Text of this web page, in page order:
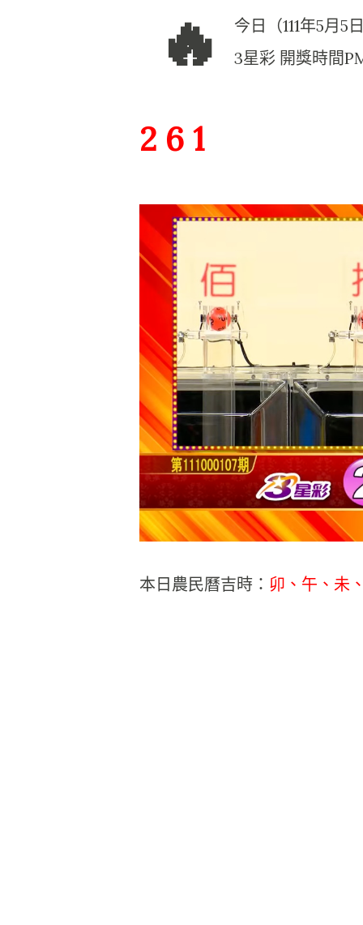
🔥
今日（111年5月
3星彩 開獎時間
2 6 1
本日農民曆吉時： 卯、午、未